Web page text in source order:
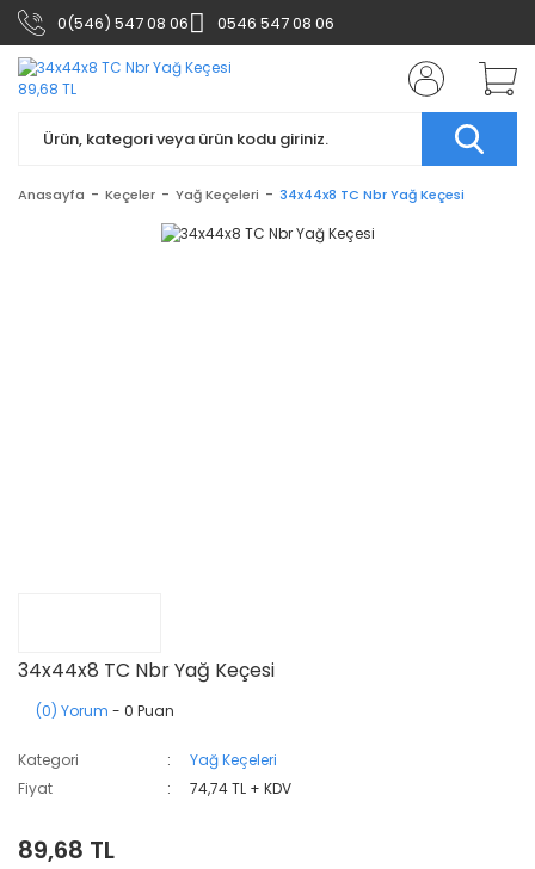
0(546) 547 08 06 0546 547 08 06
Anasayfa Keçeler Yağ Keçeleri 34x44x8 TC Nbr Yağ Keçesi
34x44x8 TC Nbr Yağ Keçesi
(0) Yorum - 0 Puan
Kategori
Yağ Keçeleri
Fiyat
74,74 TL + KDV
89,68 TL